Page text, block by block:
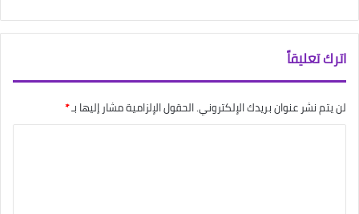
اترك تعليقاً
لن يتم نشر عنوان بريدك الإلكتروني.الحقول الإلزامية مشار إليها بـ*